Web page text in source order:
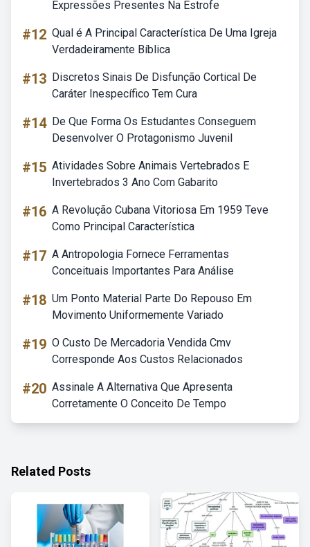
Expressões Presentes Na Estrofe
#12 Qual é A Principal Característica De Uma Igreja
Verdadeiramente Bíblica
#13 Discretos Sinais De Disfunção Cortical De
Caráter Inespecífico Tem Cura
#14 De Que Forma Os Estudantes Conseguem
Desenvolver O Protagonismo Juvenil
#15 Atividades Sobre Animais Vertebrados E
Invertebrados 3 Ano Com Gabarito
#16 A Revolução Cubana Vitoriosa Em 1959 Teve
Como Principal Característica
#17 A Antropologia Fornece Ferramentas
Conceituais Importantes Para Análise
#18 Um Ponto Material Parte Do Repouso Em
Movimento Uniformemente Variado
#19 O Custo De Mercadoria Vendida Cmv
Corresponde Aos Custos Relacionados
#20 Assinale A Alternativa Que Apresenta
Corretamente O Conceito De Tempo
Related Posts